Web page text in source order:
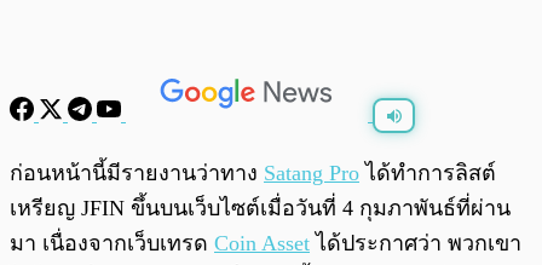
พร้อมเล่น /0:00
ก่อนหน้านี้มีรายงานว่าทาง Satang Pro ได้ทำการลิสต์
เหรียญ JFIN ขึ้นบนเว็บไซต์เมื่อวันที่ 4 กุมภาพันธ์ที่ผ่าน
มา เนื่องจากเว็บเทรด Coin Asset ได้ประกาศว่า พวกเขา